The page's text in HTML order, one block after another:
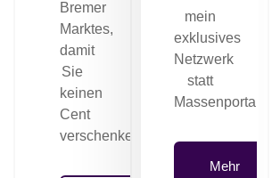
Bremer
Marktes,
damit
Sie
keinen
Cent
verschenken.
mein
exklusives
Netzwerk
statt
Massenportale.
Mehr